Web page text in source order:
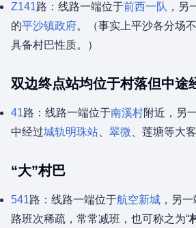
Z141路：线路一端位于前西一队 ，另
的平沙镇政府。（事实上平沙各分场
具备村巴性质。）
双边终点站均位于村落但中途
41路：线路一端位于南溪村附近，另
中经过城轨明珠站 翠微 、莲塘等大
“大”村巴
541路：线路一端位于航空新城 ，另
路班次稀疏，常常减班，也可称之为“